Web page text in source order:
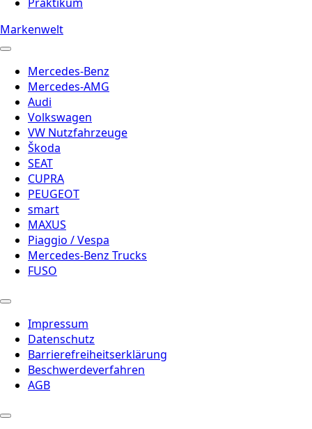
Markenwelt
Mercedes-Benz
Mercedes-AMG
Audi
Volkswagen
VW Nutzfahrzeuge
Škoda
SEAT
CUPRA
PEUGEOT
smart
MAXUS
Piaggio / Vespa
Mercedes-Benz Trucks
FUSO
Impressum
Datenschutz
Barrierefreiheitserklärung
Beschwerdeverfahren
AGB